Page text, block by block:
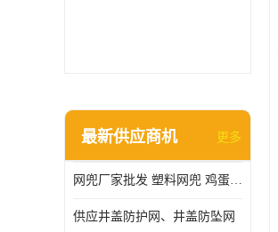
最新供应商机 更多
网兜厂家批发 塑料网兜 鸡蛋网兜
供应井盖防护网、井盖防坠网